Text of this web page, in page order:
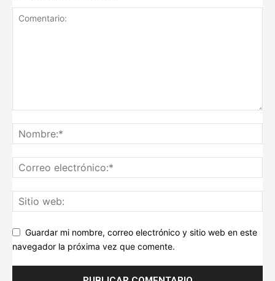
Guardar mi nombre, correo electrónico y sitio web en este
navegador la próxima vez que comente.